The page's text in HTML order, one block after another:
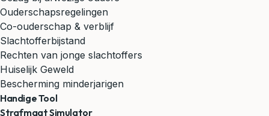
Ouderschapsregelingen
Co-ouderschap & verblijf
Slachtofferbijstand
Rechten van jonge slachtoffers
Huiselijk Geweld
Bescherming minderjarigen
Handige Tool
Strafmaat Simulator